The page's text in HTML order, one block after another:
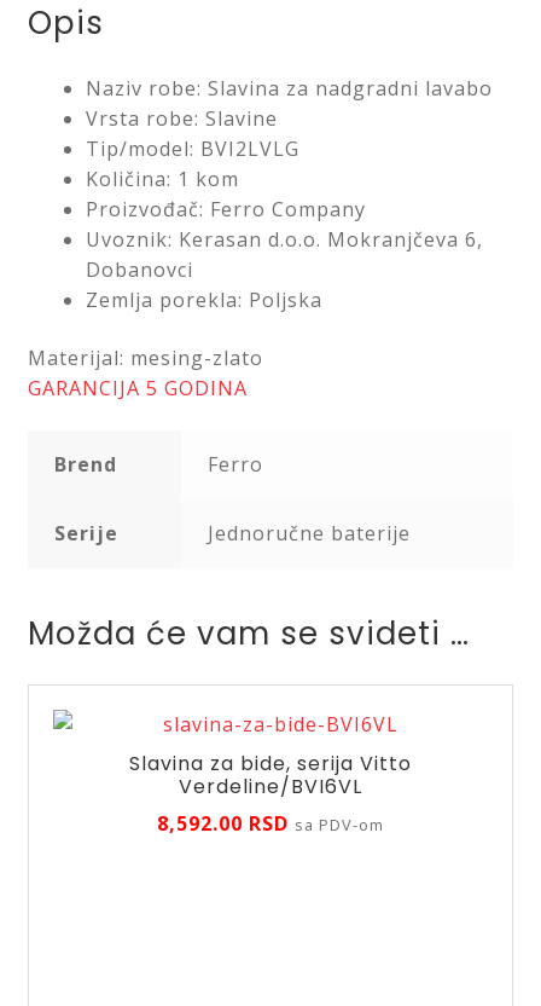
Opis
Naziv robe: Slavina za nadgradni lavabo
Vrsta robe: Slavine
Tip/model: BVI2LVLG
Količina: 1 kom
Proizvođač: Ferro Company
Uvoznik: Kerasan d.o.o. Mokranjčeva 6,
Dobanovci
Zemlja porekla: Poljska
Materijal: mesing-zlato
GARANCIJA 5 GODINA
Brend Ferro
Serije Jednoručne baterije
Možda će vam se svideti …
Slavina za bide, serija Vitto
Verdeline/BVI6VL
8,592.00 RSD sa PDV-om